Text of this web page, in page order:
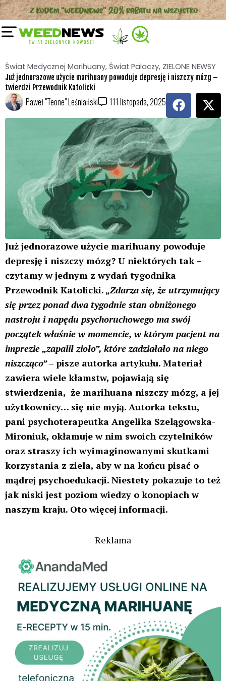
czysta trucizna, każda jej dawka jest szkodliwa i ma
swój negatywny wpływ na użytkownika, alkohol
można śmiertelnie przedawkować, po alkoholu
Marihuana natomiast nie jest trucizną, aktywuje
nasz układ endokannabinoidowy ECSco pozytywnie
działa na organizm, marihuana działa na mózg
neuroprotekcyjnie i zamiast go niszczyć – pomaga
mu się regenerować. Konopie nie powodują agresji,
nie dochodzi po nich do poważnych urazów jak po
alkoholu i nie można jej śmiertelnie przedawkować
tak jak etanolu, długo można by tak wymieniać.
Dlatego stwierdzenie, że marihuana nie jest
lepszym wyborem niż alkohol jest zwykłym
kłamstwem, do tego szkodliwym.
Oczywistym jest, że jeżeli np. na imprezach
sporadycznie zapalisz marihuanę to dla twojego
zdrowia i bezpieczeństwa, będzie to znacznie lepszy
wybór niż alkohol. Jednak pani Angelika
Szelągowska-Mironiuk twierdzi inaczej, a z jej
tekstu jasno wynika, że jak już mamy wybierać to…
lepiej spożywać etanol. Wiadomo, wódeczka
sporadycznie na imprezach? Nic się nie stanie, ale
marihuana? Nawet stosowana sporadycznie? W
żadnym wypadku!
Autorka tekstu twierdzi, że już nawet
jednorazowe spożycie konopi indyjskich może
mieć destrukcyjny wpływ na nasz mózg i nasze
zdrowie.
– u niektórych osób wywołuje objawy
psychotyczne (w tym paranoiczne,
czasami skłania osobę np. do podjęcia
nagłej ucieczki z miejsca, w którym się
znajduje – a to może być naprawdę
bardzo niebezpieczne), a także
depresję.